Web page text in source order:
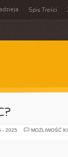
Spis Treści
- 2025
MOŻLIWOŚĆ